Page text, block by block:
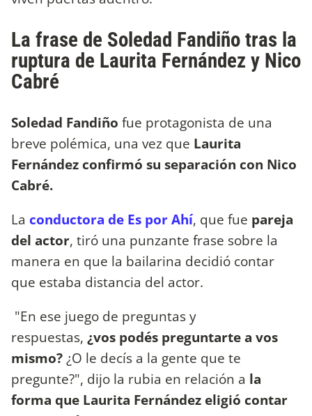
La frase de Soledad Fandiño tras la
ruptura de Laurita Fernández y Nico
Cabré
Soledad Fandiño fue protagonista de una
breve polémica, una vez que Laurita
Fernández confirmó su separación con Nico
Cabré.
La conductora de Es por Ahí, que fue pareja
del actor, tiró una punzante frase sobre la
manera en que la bailarina decidió contar
que estaba distancia del actor.
"En ese juego de preguntas y
respuestas, ¿vos podés preguntarte a vos
mismo?¿O le decís a la gente que te
pregunte?", dijo la rubia en relación a la
forma que Laurita Fernández eligió contar